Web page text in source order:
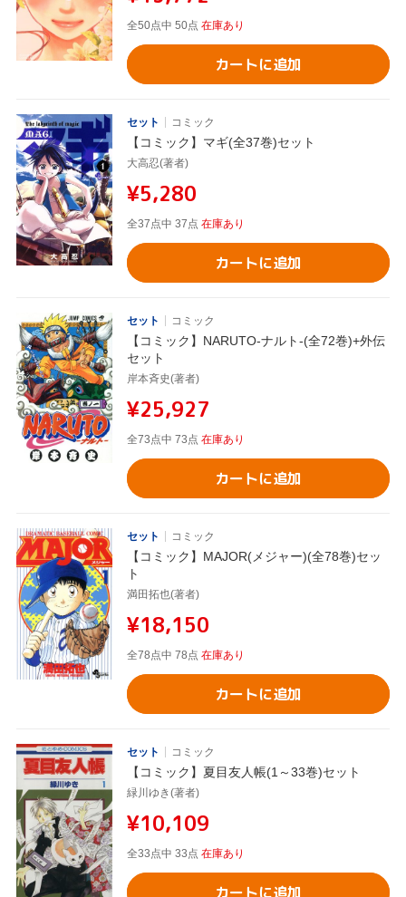
全50点中 50点 在庫あり
カートに追加
セット コミック
【コミック】マギ(全37巻)セット
大高忍(著者)
¥5,280
全37点中 37点 在庫あり
カートに追加
セット コミック
【コミック】NARUTO-ナルト-(全72巻)+外伝
セット
岸本斉史(著者)
¥25,927
全73点中 73点 在庫あり
カートに追加
セット コミック
【コミック】MAJOR(メジャー)(全78巻)セッ
ト
満田拓也(著者)
¥18,150
全78点中 78点 在庫あり
カートに追加
セット コミック
【コミック】夏目友人帳(1～33巻)セット
緑川ゆき(著者)
¥10,109
全33点中 33点 在庫あり
カートに追加